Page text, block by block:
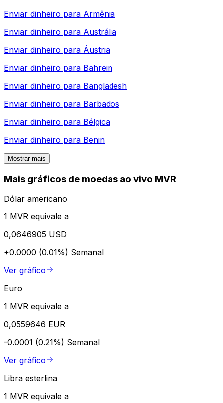
Enviar dinheiro para Armênia
Enviar dinheiro para Austrália
Enviar dinheiro para Áustria
Enviar dinheiro para Bahrein
Enviar dinheiro para Bangladesh
Enviar dinheiro para Barbados
Enviar dinheiro para Bélgica
Enviar dinheiro para Benin
Mostrar mais
Mais gráficos de moedas ao vivo MVR
Dólar americano
1 MVR equivale a
0,0646905 USD
+0.0000 (0.01%) Semanal
Ver gráfico
Euro
1 MVR equivale a
0,0559646 EUR
-0.0001 (0.21%) Semanal
Ver gráfico
Libra esterlina
1 MVR equivale a